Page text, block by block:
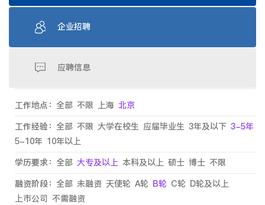
企业招聘
应聘信息
工作地点： 全部 不限 上海 北京
工作经验： 全部 不限 大学在校生 应届毕业生 3年及以下 3-5年
5-10年 10年以上
学历要求： 全部 大专及以上 本科及以上 硕士 博士 不限
融资阶段： 全部 未融资 天使轮 A轮 B轮 C轮 D轮及以上
上市公司 不需融资